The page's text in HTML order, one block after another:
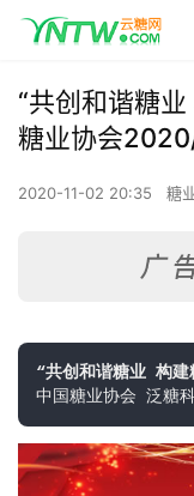
“共创和谐糖
糖业协会
2020-11-02 20:35 糖
“共创和谐糖业 构
中国糖业协会 泛糖